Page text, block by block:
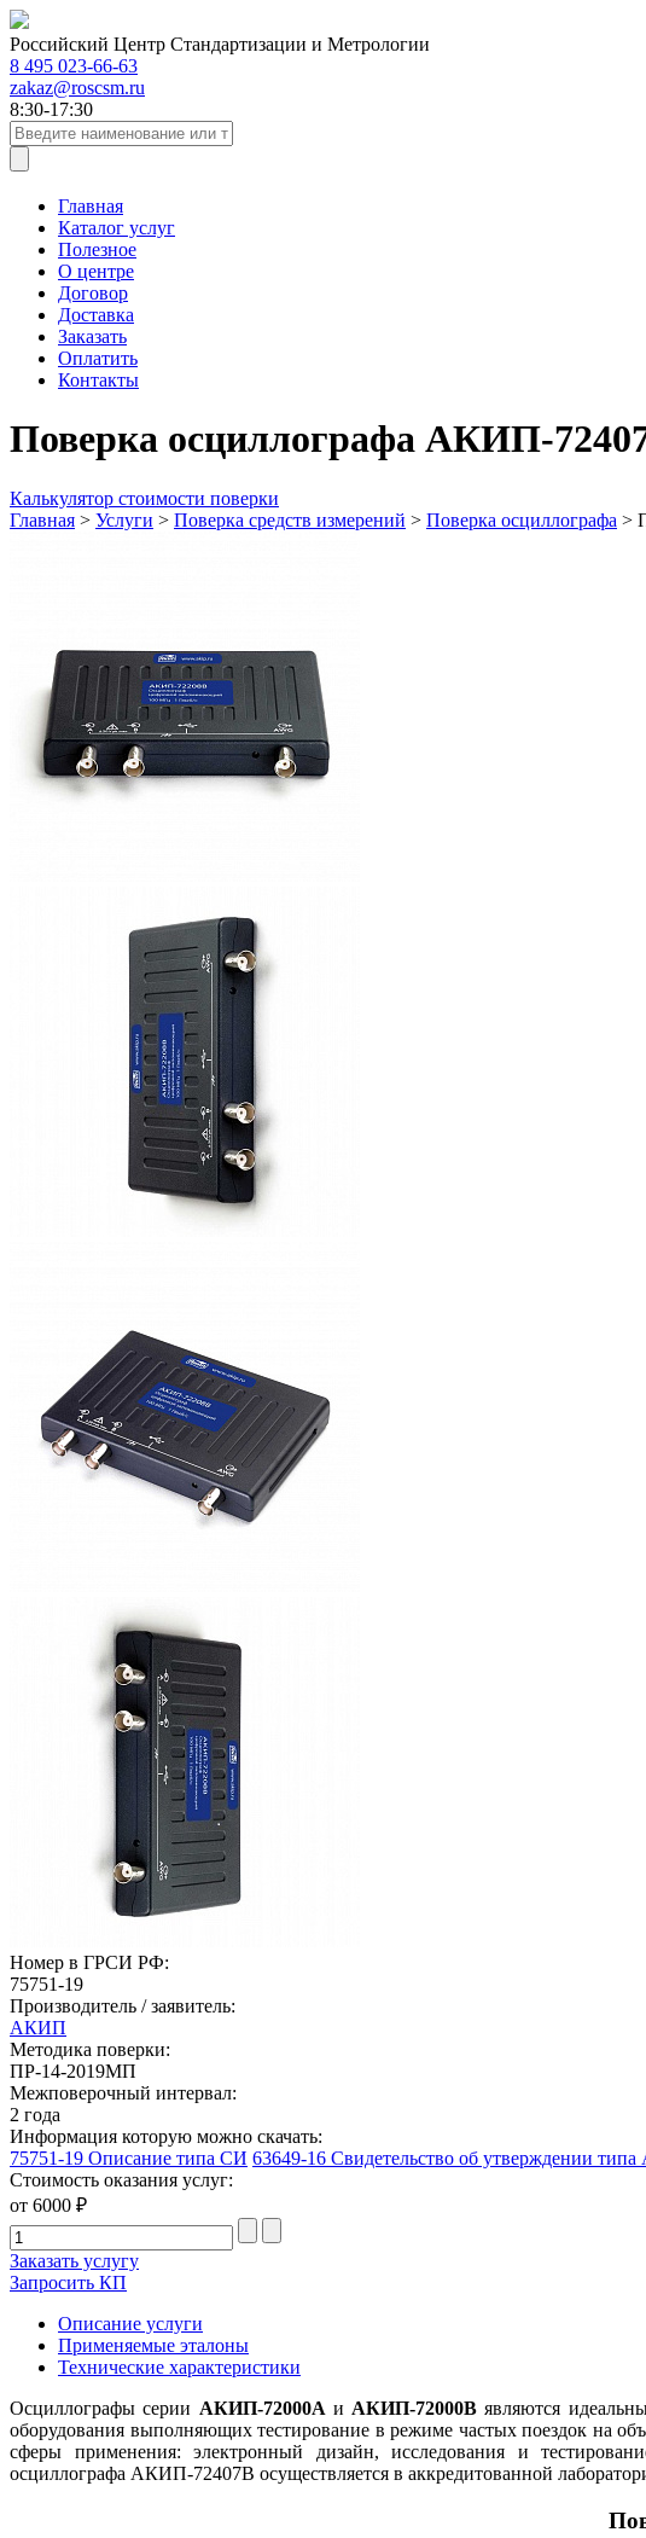
Российский Центр Стандартизации и Метрологии
8 495 023-66-63
zakaz@roscsm.ru
8:30-17:30
Главная
Каталог услуг
Полезное
О центре
Договор
Доставка
Заказать
Оплатить
Контакты
Поверка осциллографа АКИП-
Калькулятор стоимости поверки
Главная > Услуги > Поверка средств измерений > Поверка осциллографа >
Номер в ГРСИ РФ:
75751-19
Производитель / заявитель:
АКИП
Методика поверки:
ПР-14-2019МП
Межповерочный интервал:
2 года
Информация которую можно скачать:
75751-19 Описание типа СИ 63649-16 Свидетельство об утверждении
Стоимость оказания услуг:
от 6000 ₽
Заказать услугу
Запросить КП
Описание услуги
Применяемые эталоны
Технические характеристики
Осциллографы серии АКИП-72000A и АКИП-72000B являются
оборудования выполняющих тестирование в режиме частых поездок на
сферы применения: электронный дизайн, исследования и
осциллографа АКИП-72407B осуществляется в аккредитованной